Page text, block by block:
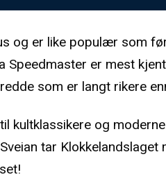
og er like populær som
Speedmaster er mest
som er langt rikere
kultklassikere og
tar Klokkelandslaget